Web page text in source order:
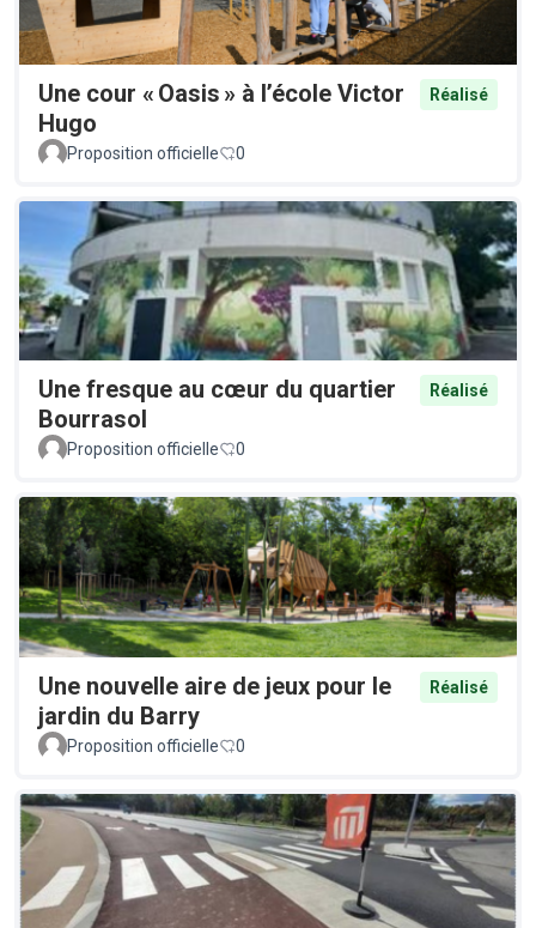
Une cour « Oasis » à l’école Victor
Hugo
Réalisé
Proposition officielle 0
Une fresque au cœur du quartier
Bourrasol
Réalisé
Proposition officielle 0
Une nouvelle aire de jeux pour le
jardin du Barry
Réalisé
Proposition officielle 0